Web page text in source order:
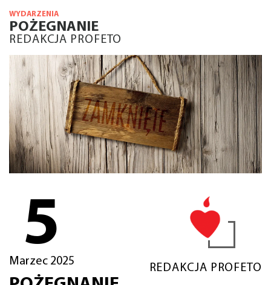
WYDARZENIA
POŻEGNANIE
REDAKCJA PROFETO
5
Marzec 2025
REDAKCJA PROFETO